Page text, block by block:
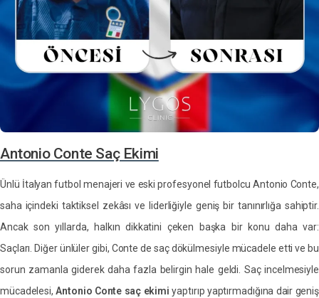
Antonio Conte Saç Ekimi
Ünlü İtalyan futbol menajeri ve eski profesyonel futbolcu Antonio Conte,
saha içindeki taktiksel zekâsı ve liderliğiyle geniş bir tanınırlığa sahiptir.
Ancak son yıllarda, halkın dikkatini çeken başka bir konu daha var:
Saçları. Diğer ünlüler gibi, Conte de saç dökülmesiyle mücadele etti ve bu
sorun zamanla giderek daha fazla belirgin hale geldi. Saç incelmesiyle
mücadelesi,Antonio Conte saç ekimi yaptırıp yaptırmadığına dair geniş